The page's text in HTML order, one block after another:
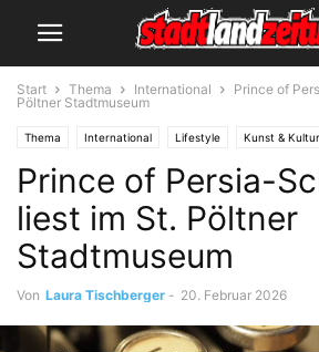
Start Thema International
Prince of
Pöltner Stadtmuseum
Thema International Lifestyle Kunst & Kultur
Mostviertel Niederösterreich NÖ Mitte
Prince of Persia-
liest im St. Pöltner
Stadtmuseum
Von Laura Tischberger - 20. Februar 2026